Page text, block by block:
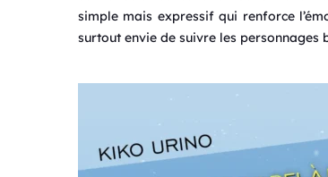
simple mais expressif qui renforce
surtout envie de suivre les personnages